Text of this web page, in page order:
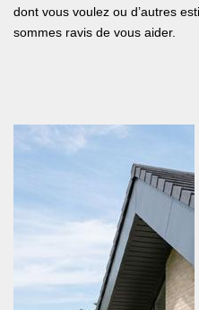
dont vous voulez ou d’autres
sommes ravis de vous aider.